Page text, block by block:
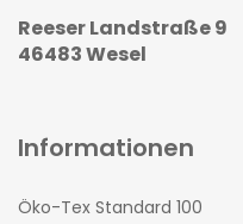
Reeser Landstraße 9
46483 Wesel
Informationen
Öko-Tex Standard 100